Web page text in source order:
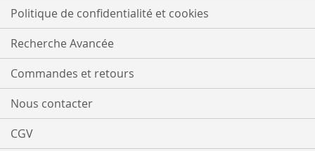
lettre
d’information
:
Politique de confidentialité et cookies
Recherche Avancée
Commandes et retours
Nous contacter
CGV